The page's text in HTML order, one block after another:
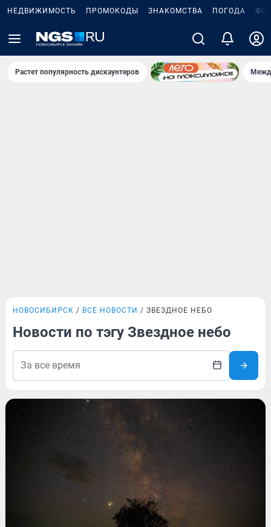
НЕДВИЖИМОСТЬ ПРОМОКОДЫ ЗНАКОМСТВА ПОГОДА
Растет популярность дискаунтеров
НОВОСИБИРСК ВСЕ НОВОСТИ ЗВЕЗДНОЕ НЕБО
Новости по тэгу Звездное небо